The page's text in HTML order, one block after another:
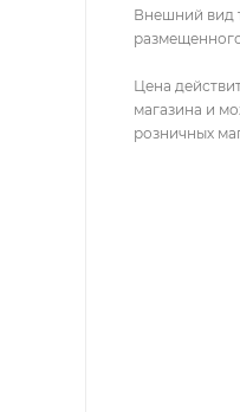
Внешний вид
Цена
магазина и
розничных